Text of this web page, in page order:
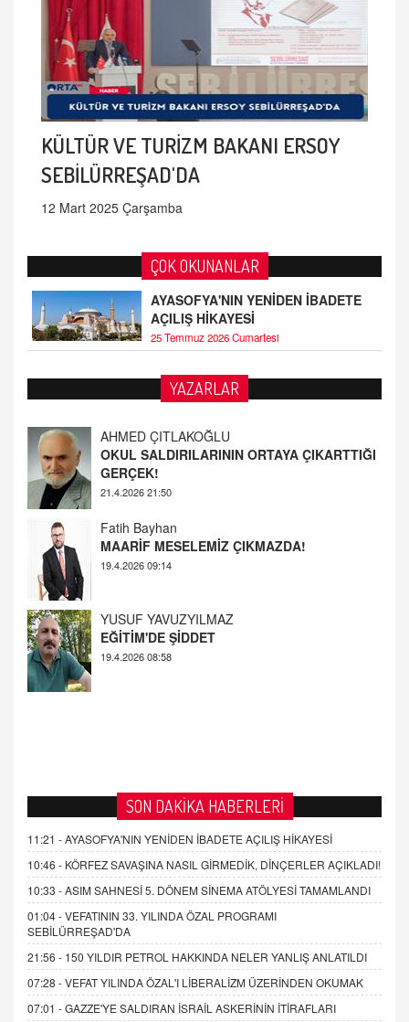
KÜLTÜR VE TURİZM BAKANI ERSOY
SEBİLÜRREŞAD'DA
12 Mart 2025 Çarşamba
ÇOK OKUNANLAR
AYASOFYA'NIN YENİDEN İBADETE
AÇILIŞ HİKAYESİ
25 Temmuz 2026 Cumartesi
YAZARLAR
OKUL SALDIRILARININ ORTAYA ÇIKARTTIĞI
GERÇEK!
21.4.2026 21:50
MAARİF MESELEMİZ ÇIKMAZDA!
19.4.2026 09:14
EĞİTİM'DE ŞİDDET
19.4.2026 08:58
SON DAKİKA HABERLERİ
11:21 -AYASOFYA'NIN YENİDEN İBADETE AÇILIŞ HİKAYESİ
10:46 - KÖRFEZ SAVAŞINA NASIL GİRMEDİK, DİNÇERLER AÇIKLADI!
10:33 -ASIM SAHNESİ 5. DÖNEM SİNEMA ATÖLYESİ TAMAMLANDI
01:04 -VEFATININ 33. YILINDA ÖZAL PROGRAMI
SEBİLÜRREŞAD'DA
21:56 - 150 YILDIR PETROL HAKKINDA NELER YANLIŞ ANLATILDI
07:28 -VEFAT YILINDA ÖZAL'I LİBERALİZM ÜZERİNDEN OKUMAK
07:01 -GAZZE'YE SALDIRAN İSRAİL ASKERİNİN İTİRAFLARI